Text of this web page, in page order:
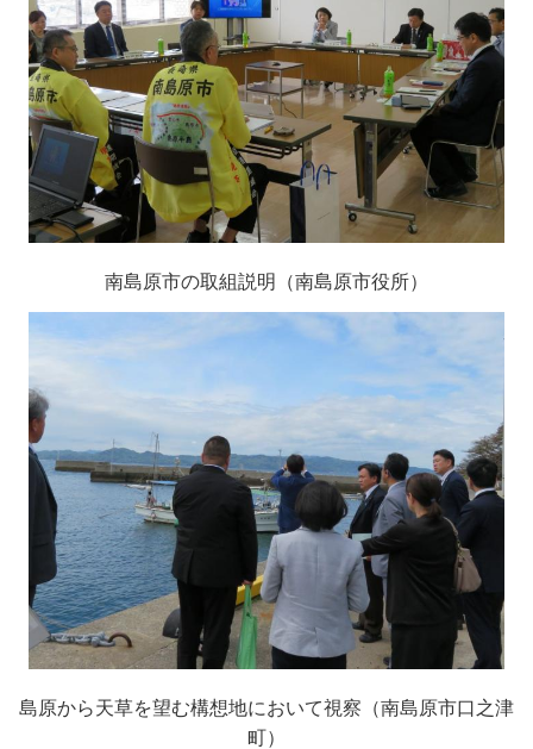
南島原市の取組説明（南島原市役所）
島原から天草を望む構想地において視察（南島原市口之津
町）